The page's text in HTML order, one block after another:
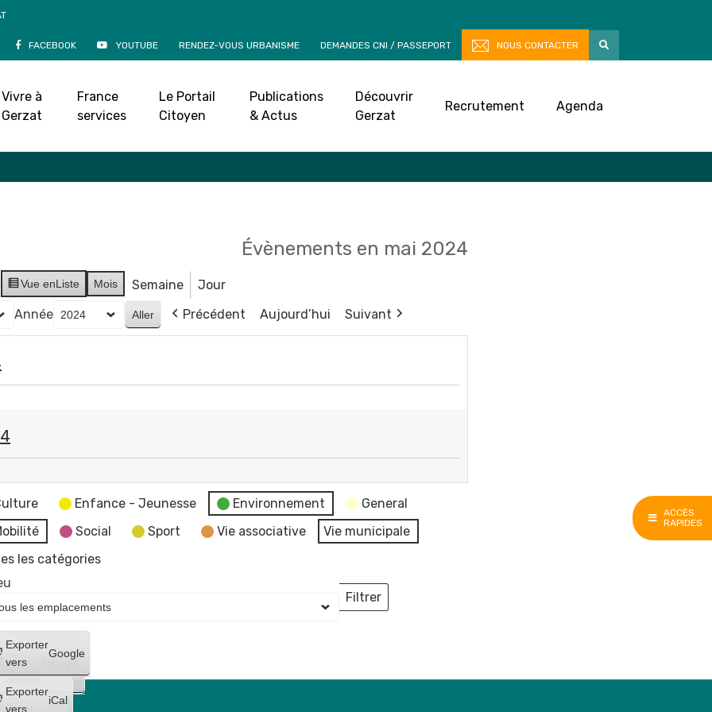
ACCÈS
RAPIDES
FACEBOOK YOUTUBE RENDEZ-VOUS URBANISME DEMANDES CNI / PASSEPORT NOUS CONTACTER
Vivre à
Gerzat
France
services
Le Portail
Citoyen
Publications
& Actus
Découvrir
Gerzat
Recrutement Agenda
Accueil»Agenda
Évènements en mai 2024
Vue enListe Mois Semaine
Jour
Année Précédent Aujourd’hui Suivant
Enfance - Jeunesse Environnement
General
Social Sport Vie associative
Vie municipale
les catégories
Créer
un
compte
Google
Créer
Exporter
vers
Google
Exporter
vers
iCal
Filtrer
Lieux